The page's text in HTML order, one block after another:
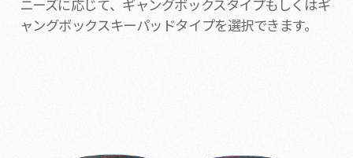
ニーズに応じて、ギャングボックスタイプもしくはギ
ャングボックスキーパッドタイプを選択できます。